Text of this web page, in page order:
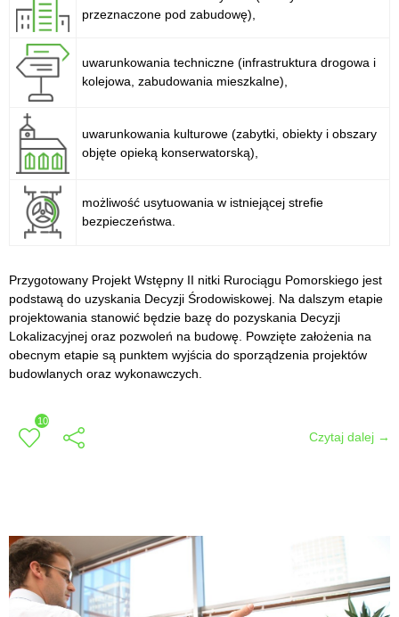
przeznaczone pod zabudowę),
uwarunkowania techniczne (infrastruktura drogowa i
kolejowa, zabudowania mieszkalne),
uwarunkowania kulturowe (zabytki, obiekty i obszary
objęte opieką konserwatorską),
możliwość usytuowania w istniejącej strefie
bezpieczeństwa.
Przygotowany Projekt Wstępny II nitki Rurociągu Pomorskiego jest
podstawą do uzyskania Decyzji Środowiskowej. Na dalszym etapie
projektowania stanowić będzie bazę do pozyskania Decyzji
Lokalizacyjnej oraz pozwoleń na budowę. Powzięte założenia na
obecnym etapie są punktem wyjścia do sporządzenia projektów
budowlanych oraz wykonawczych.
10
Czytaj dalej →